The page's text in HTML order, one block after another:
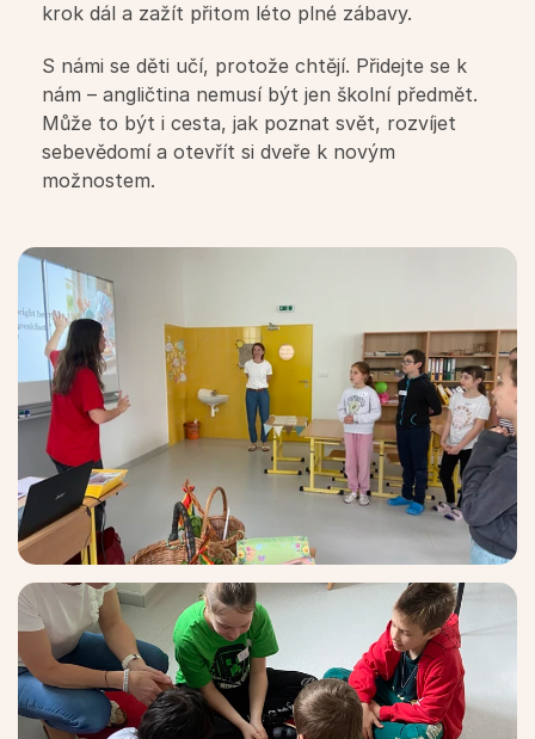
Rozvrh kurzů
Kalendář
Pravidla výuky
Ceník a nabídka kurzů
Přihláška
krok dál a zažít přitom léto plné zábavy.
S námi se děti učí, protože chtějí. Přidejte se k
nám – angličtina nemusí být jen školní předmět.
Může to být i cesta, jak poznat svět, rozvíjet
sebevědomí a otevřít si dveře k novým
možnostem.